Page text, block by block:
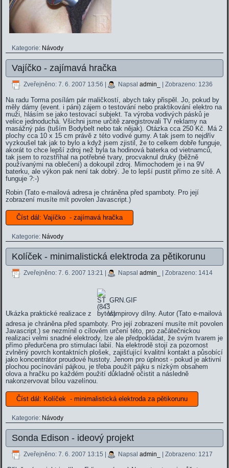
Kategorie: Návody
Vajíčko - zajímavá hračka
Zveřejněno: 7. 6. 2007 13:56 | Napsaladmin_ | Zobrazeno: 1236
Na radu Torma posílám pár maličkostí, abych taky přispěl. Jo, pokud by
měly dámy (event. i páni) zájem o testování nebo praktikování elektro na
muži, hlásím se jako testovací subjekt. Ta výroba vodivých pásků je
velice jednoduchá. Všichni jsme určitě zaregistrovali TV reklamy na
masážný pás (tuším Bodybelt nebo tak nějak). Otázka cca 250 Kč. Má 2
plochy cca 10 x 15 cm právě z této vodivé gumy. A tak jsem to nejdřív
vyzkoušel tak jak to bylo a když jsem zjistil, že to celkem dobře funguje,
akorát to chce lepší zdroj než byla ta hodinová baterka od vietnamců,
tak jsem to rozstříhal na potřebné tvary, procvaknul druky (běžně
používanými na oblečení) a dokoupil zdroj. Mimochodem je i na 9V
baterku, ale výkon pak není tak dobrý. Je to lepší pustit přímo ze sítě. A
funguje ?:-)
Robin (Tato e-mailová adresa je chráněna před spamboty. Pro její
zobrazení musíte mít povolen Javascript.)
Číst dál: Vajíčko - zajímavá hračka
Kategorie: Návody
Kolíček - minimalistická elektroda za pětikorunu
Zveřejněno: 7. 6. 2007 13:21 | Napsaladmin_ | Zobrazeno: 1414
Ukázka praktické realizace z Vampirovy dílny. Autor (Tato e-mailová
adresa je chráněna před spamboty. Pro její zobrazení musíte mít povolen
Javascript.) se nezmínil o cílovém určení této, pro začátečnickou
realizaci velmi snadné elektrody, lze ale předpokládat, že svým tvarem je
přímo předurčena pro stimulaci labií. Na elektrodě stojí za pozornost
zvlněný povrch kontaktních plošek, zajišťující kvalitní kontakt a působící
jako koncentrátor proudové hustoty. Jenom pro úplnost - pokud je aktivní
plochou pocínování pájkou, je třeba použít pájku s nízkým obsahem
olova a hračku po každém použití důkladně očistit a následně
nakonzervovat bílou vazelínou.
Číst dál: Kolíček - minimalistická elektroda za pětikorunu
Kategorie: Návody
Sonda Edison - ideový projekt
Zveřejněno: 7. 6. 2007 13:15 | Napsaladmin_ | Zobrazeno: 1217